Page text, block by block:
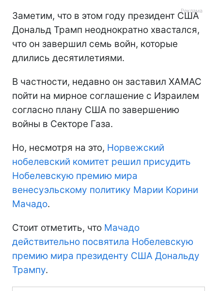
Заметим, что в этом году президент США
Дональд Трамп неоднократно хвастался,
что он завершил семь войн, которые
длились десятилетиями.
В частности, недавно он заставил ХАМАС
пойти на мирное соглашение с Израилем
согласно плану США по завершению
войны в Секторе Газа.
Но, несмотря на это, Норвежский
нобелевский комитет решил присудить
Нобелевскую премию мира
венесуэльскому политику Марии Корини
Мачадо.
Стоит отметить, что Мачадо
действительно посвятила Нобелевскую
премию мира президенту США Дональду
Трампу.